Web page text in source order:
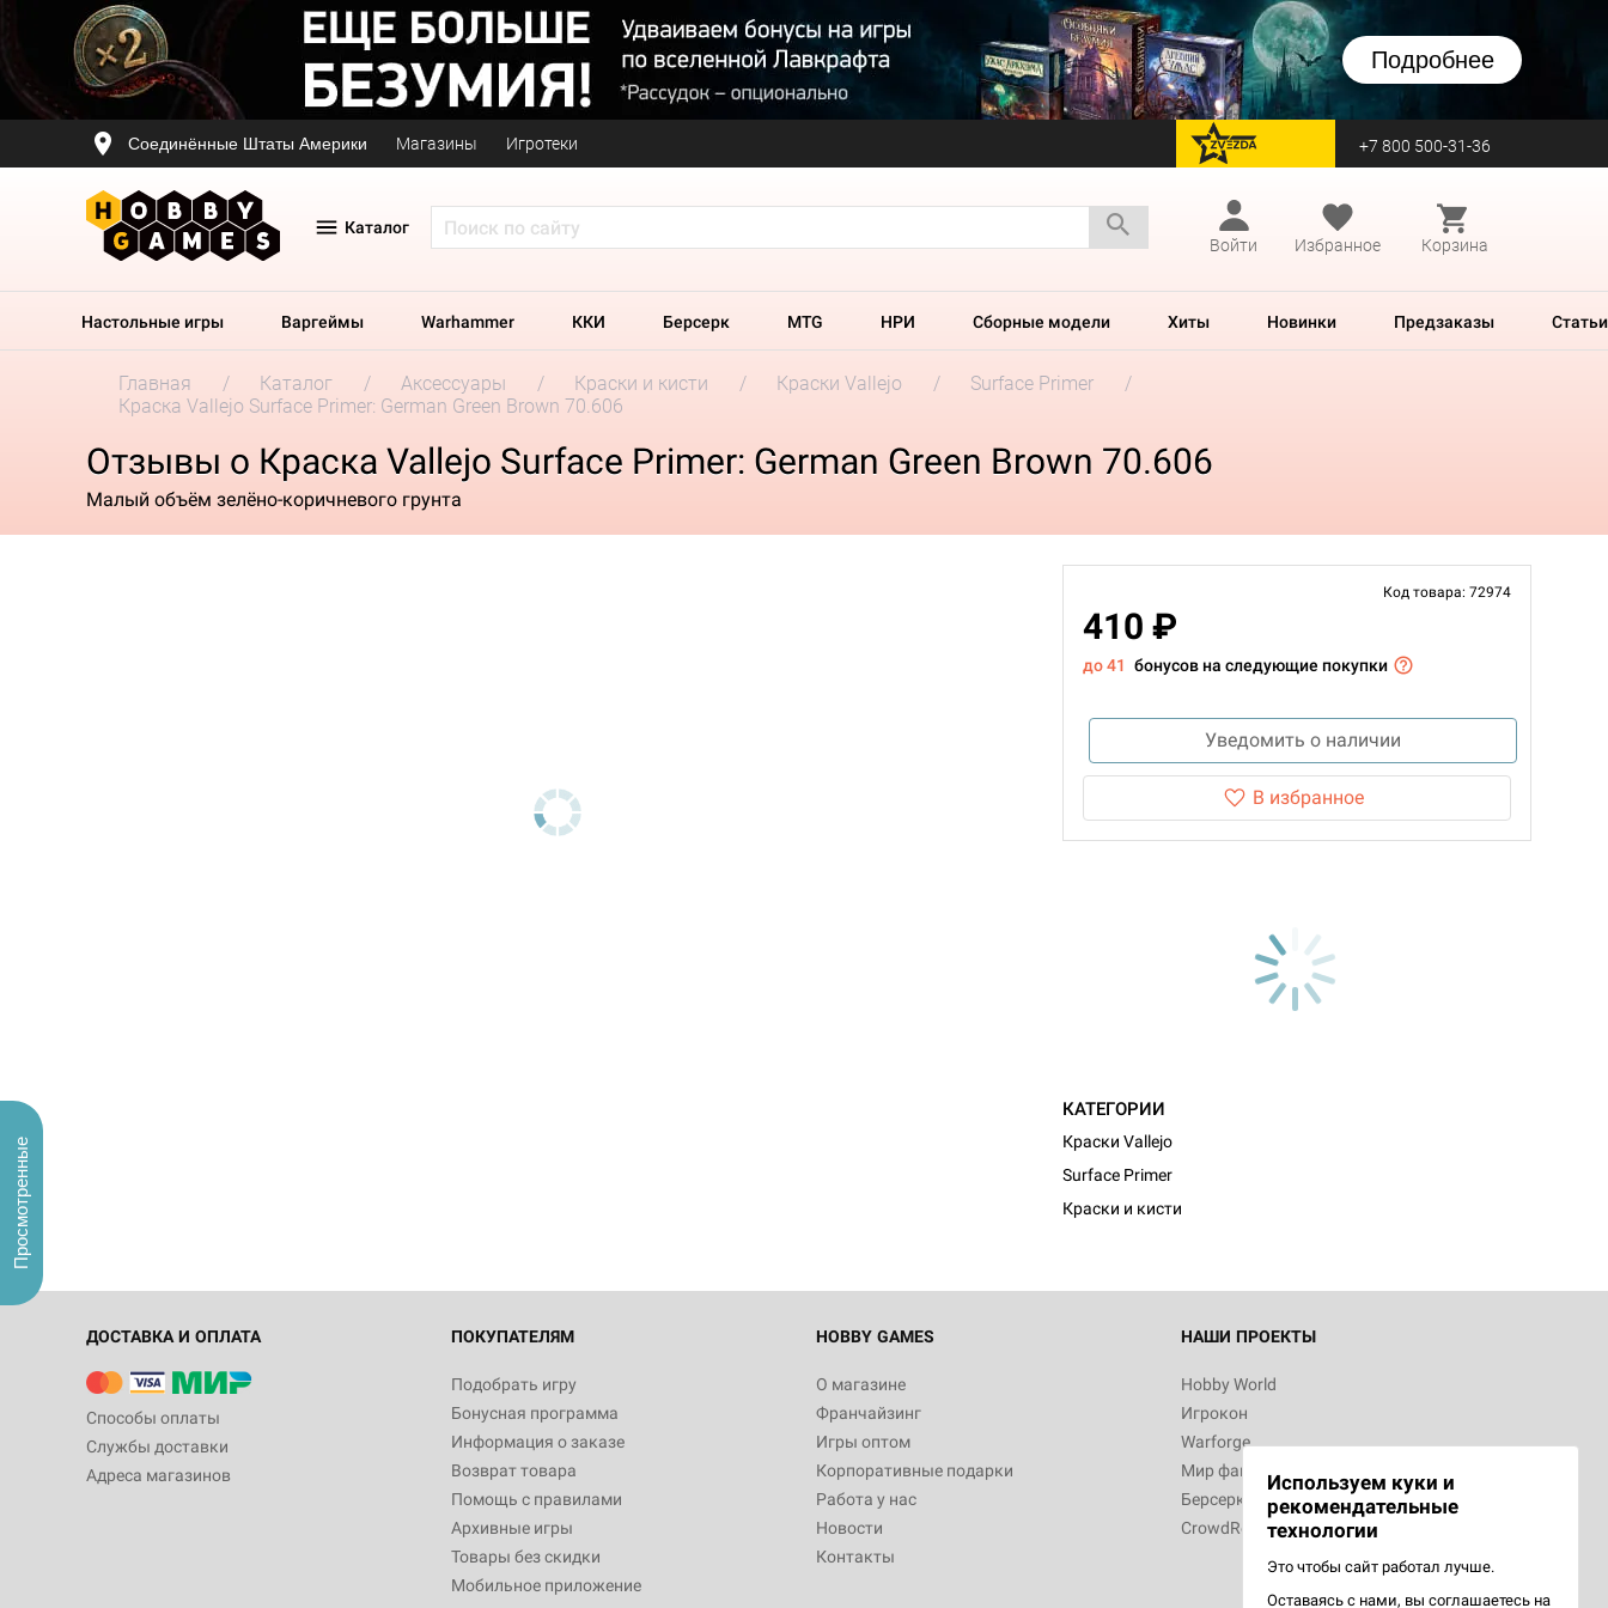
Подробнее
Соединённые Штаты Америки Магазины Игротеки перейти на Zvezda +7 800 500-31-36
Каталог
Войти
Избранное Корзина
Настольные игры Варгеймы Warhammer ККИ Берсерк MTG НРИ Сборные модели Хиты Новинки Предзаказы Статьи
Главная Каталог Аксессуары Краски и кисти Краски Vallejo
Surface Primer
Краска Vallejo Surface Primer: German Green Brown 70.606
Отзывы о Краска Vallejo Surface Primer: German Green Brown 70.606
Малый объём зелёно-коричневого грунта
Код товара: 72974
410 ₽
до 41 бонусов на следующие покупки
Уведомить о наличии
В избранное
КАТЕГОРИИ
Краски Vallejo
Surface Primer
Краски и кисти
ДОСТАВКА И ОПЛАТА
Способы оплаты
Службы доставки
Адреса магазинов
ПОКУПАТЕЛЯМ
Подобрать игру
Бонусная программа
Информация о заказе
Возврат товара
Помощь с правилами
Архивные игры
Товары без скидки
Мобильное приложение
HOBBY GAMES
О магазине
Франчайзинг
Игры оптом
Корпоративные подарки
Работа у нас
Новости
Контакты
НАШИ ПРОЕКТЫ
Hobby World
Игрокон
Warforge
Мир фантастики
Берсерк
CrowdRepublic
Используем куки и
рекомендательные
технологии
Это чтобы сайт работал лучше.
Оставаясь с нами, вы соглашаетесь на
Просмотренные
Настольная игра Hobby World Монстры
Белая смерть
12 990
Настольная игра Hobby World Ужас
3 490